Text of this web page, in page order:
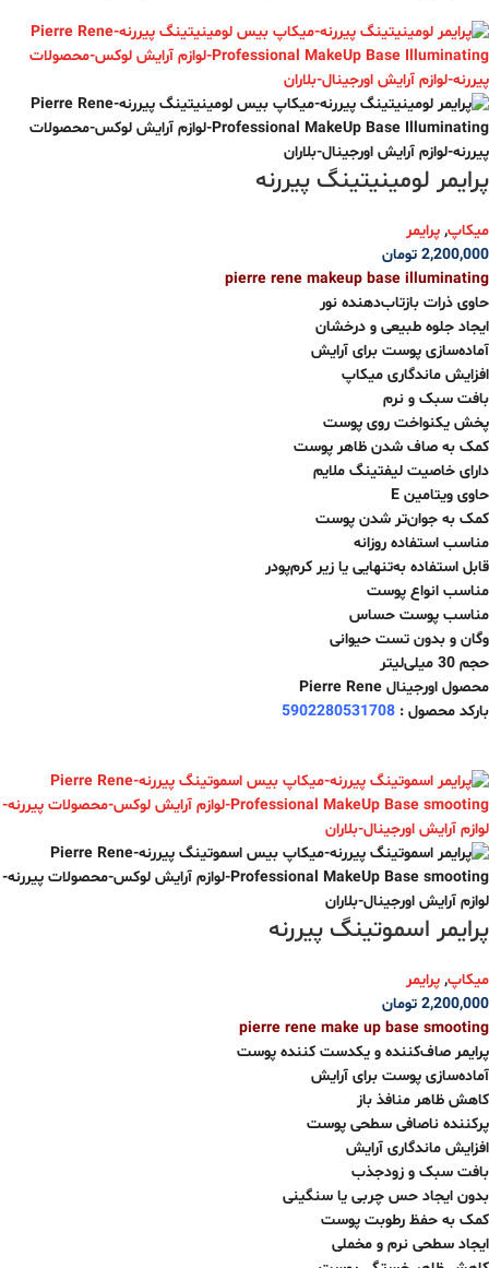
پرایمر لومینیتینگ پیررنه
میکاپ, پرایمر
2,200,000 تومان
pierre rene makeup base illuminating
حاوی ذرات بازتاب‌دهنده نور
ایجاد جلوه طبیعی و درخشان
آماده‌سازی پوست برای آرایش
افزایش ماندگاری میکاپ
بافت سبک و نرم
پخش یکنواخت روی پوست
کمک به صاف شدن ظاهر پوست
دارای خاصیت لیفتینگ ملایم
حاوی ویتامین E
کمک به جوان‌تر شدن پوست
مناسب استفاده روزانه
قابل استفاده به‌تنهایی یا زیر کرم‌پودر
مناسب انواع پوست
مناسب پوست حساس
وگان و بدون تست حیوانی
حجم 30 میلی‌لیتر
محصول اورجینال Pierre Rene
بارکد محصول : 5902280531708
پرایمر اسموتینگ پیررنه
میکاپ, پرایمر
2,200,000 تومان
pierre rene make up base smooting
پرایمر صاف‌کننده و یکدست کننده پوست
آماده‌سازی پوست برای آرایش
کاهش ظاهر منافذ باز
پرکننده ناصافی‌ سطحی پوست
افزایش ماندگاری آرایش
بافت سبک و زودجذب
بدون ایجاد حس چربی یا سنگینی
کمک به حفظ رطوبت پوست
ایجاد سطحی نرم و مخملی